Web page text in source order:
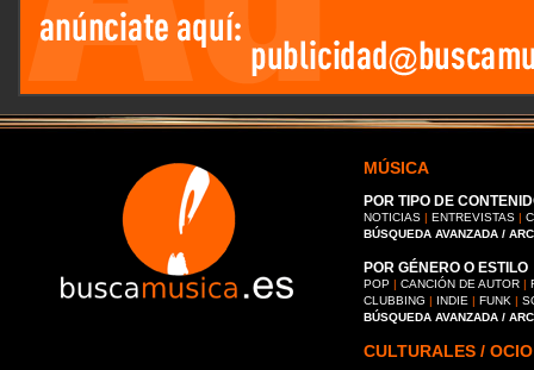
MÚSICA
POR TIPO DE
NOTICIAS | ENTREVISTAS |
BÚSQUEDA AVANZADA /
POR GÉNERO O ESTILO
POP | CANCIÓN DE AUTOR |
CLUBBING | INDIE | FUNK |
BÚSQUEDA AVANZADA /
CULTURALES / OCIO